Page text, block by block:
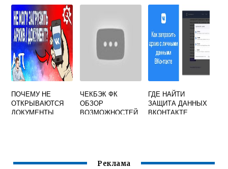
ПРОГОЛОСОВАЛ
В ЧС
ПОЧЕМУ НЕ
ОТКРЫВАЮТСЯ
ДОКУМЕНТЫ
ЧЕКБЭК ФК
ОБЗОР
ВОЗМОЖНОСТЕЙ
ГДЕ НАЙТИ
ЗАЩИТА ДАННЫХ
ВКОНТАКТЕ
Реклама